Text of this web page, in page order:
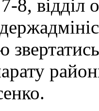
8, відділ